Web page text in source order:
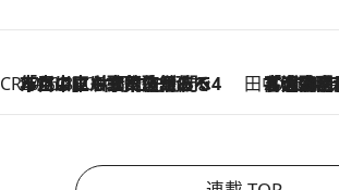
CREA'S CHOICE
2026.8.7
「立川にも歌舞伎があるんだよ」 片岡仁左衛門・市川中車ら豪華座組みで4年目の立川立飛歌舞伎へ 田中稲の勝
2026.8.7
「湘南乃風に憧れて」観客大盛上がりの“タオル回し”に、ラッパー顔負けの高速歌唱まで…